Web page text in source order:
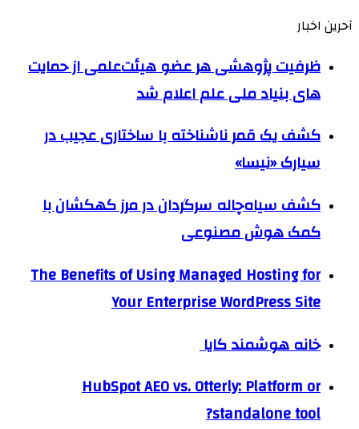
آحرین اخبار
ظرفیت پژوهشی هر عضو هیئت‌علمی از حمایت
های بنیاد ملی علم اعلام شد
کشف یک قمر ناشناخته با ساختاری عجیب در
سیارک «نیسا»
کشف سیاه‌چاله سرگردان در مرز کهکشان با
کمک هوش مصنوعی
The Benefits of Using Managed Hosting for
Your Enterprise WordPress Site
خانه هوشمند کایا
HubSpot AEO vs. Otterly: Platform or
standalone tool?